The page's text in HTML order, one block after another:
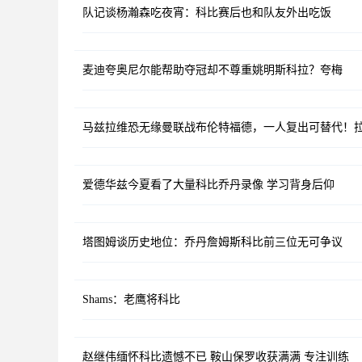
队记谈杨瀚森吃夜宵：科比赛后也和队友外出吃饭
麦迪夸奥尼尔能帮助夺冠却不尊重姚明斯科拉？夸梅
马兹拉维恐无缘曼联战布伦特福德，一人复出可替代！
爱德华兹今夏看了大量科比乔丹录像 学习背身后仰
塔图姆谈历史地位：乔丹詹姆斯科比前三位无可争议
Shams：老鹰将科比
赵继伟缅怀科比遗憾不已 鞍山保罗收获满满 专注训练